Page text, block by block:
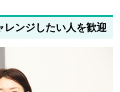
レンジしたい人を歓迎